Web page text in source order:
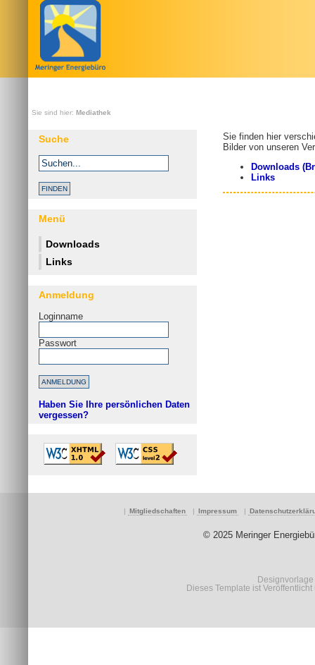
Sie sind hier: Mediathek
Sie finden hier
Bilder von unseren
Downloads
Links
Suche
Menü
Downloads
Links
Anmeldung
Loginname
Passwort
Haben Sie Ihre persönlichen Daten
vergessen?
| Mitgliedschaften | Impressum |
© 2025 Meringer
Dieses Template ist